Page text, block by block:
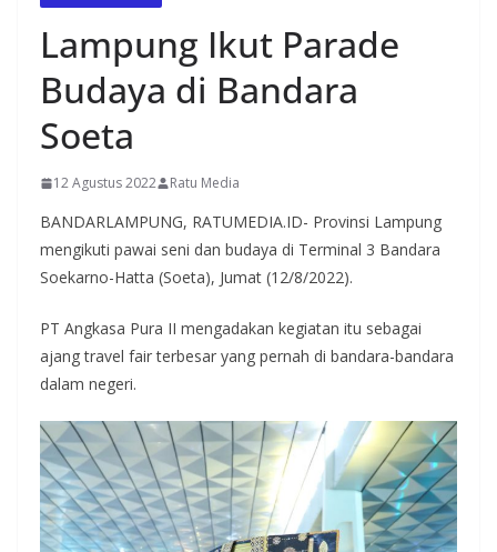
Lampung Ikut Parade
Budaya di Bandara
Soeta
12 Agustus 2022 Ratu Media
BANDARLAMPUNG, RATUMEDIA.ID- Provinsi Lampung
mengikuti pawai seni dan budaya di Terminal 3 Bandara
Soekarno-Hatta (Soeta), Jumat (12/8/2022).
PT Angkasa Pura II mengadakan kegiatan itu sebagai
ajang travel fair terbesar yang pernah di bandara-bandara
dalam negeri.